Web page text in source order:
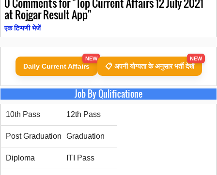
at Rojgar Result App"
एक टिप्पणी भेजें
Daily Current Affairs
NEW
📋 अपनी योग्यता के अनुसार भर्ती देखें
NEW
Job By Qulificatione
10th Pass 12th Pass
Post Graduation Graduation
Diploma ITI Pass